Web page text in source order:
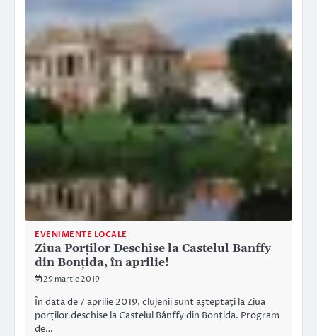
EVENIMENTE LOCALE
Ziua Porților Deschise la Castelul Banffy
din Bonțida, în aprilie!
29 martie 2019
În data de 7 aprilie 2019, clujenii sunt aşteptaţi la Ziua
porților deschise la Castelul Bánffy din Bonțida. Program
de…